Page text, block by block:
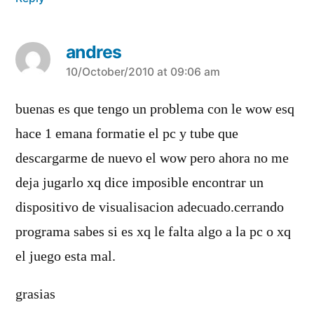
andres
says:
10/October/2010 at 09:06 am
buenas es que tengo un problema con le wow esq
hace 1 emana formatie el pc y tube que
descargarme de nuevo el wow pero ahora no me
deja jugarlo xq dice imposible encontrar un
dispositivo de visualisacion adecuado.cerrando
programa sabes si es xq le falta algo a la pc o xq
el juego esta mal.
grasias